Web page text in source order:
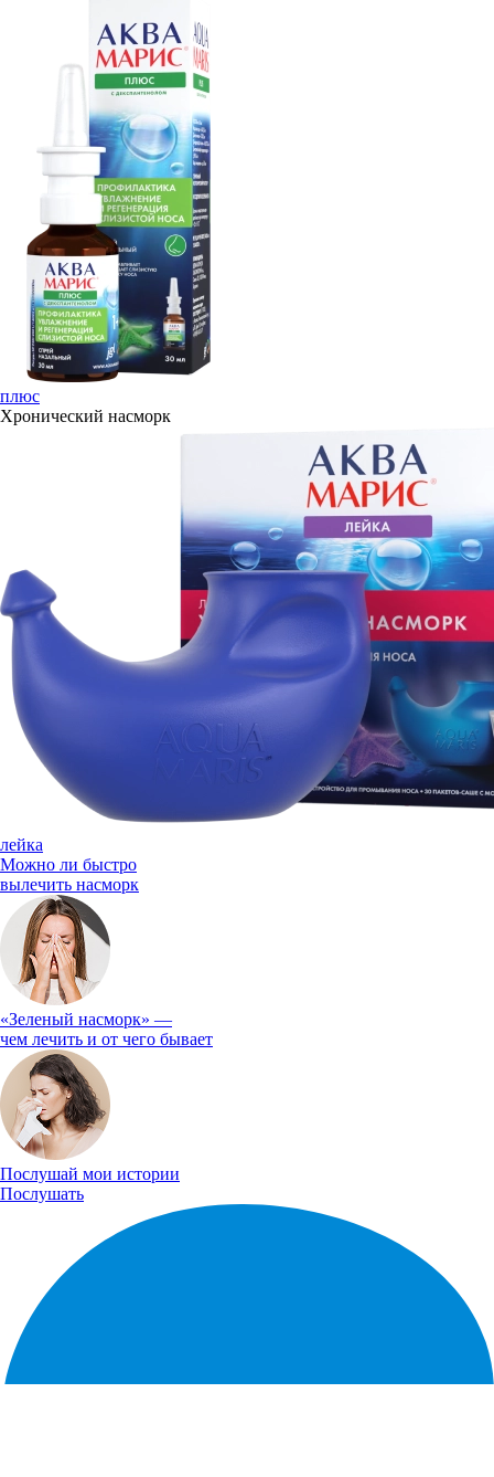
плюс
Хронический насморк
лейка
Можно ли быстро
вылечить насморк
«Зеленый насморк» —
чем лечить и от чего бывает
Послушай мои истории
Послушать